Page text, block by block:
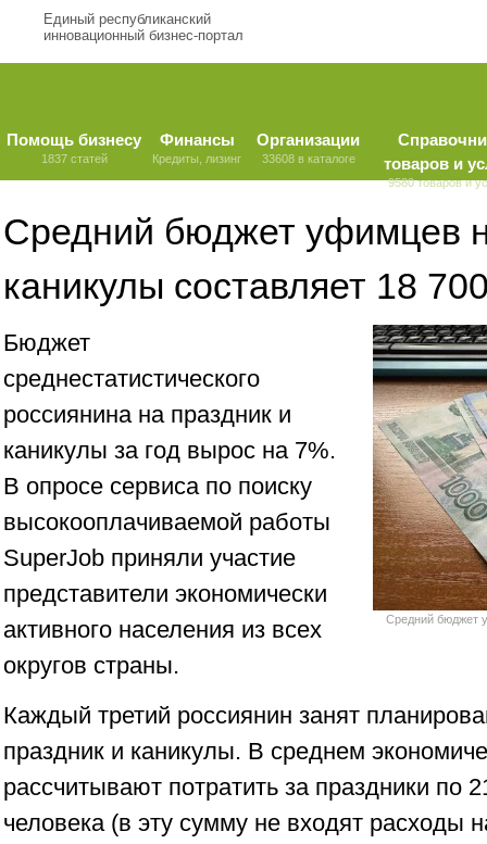
Единый республиканский
инновационный бизнес-портал
Помощь бизнесу
1837 статей
Финансы
Кредиты, лизинг
Организации
33608 в каталоге
товаров и
9580 товаров и
Средний бюджет уфимцев
каникулы составляет 18
Средний бюджет
Бюджет
среднестатистического
россиянина на праздник и
каникулы за год вырос на 7%.
В опросе сервиса по поиску
высокооплачиваемой работы
SuperJob приняли участие
представители экономически
активного населения из всех
округов страны.
Каждый третий россиянин занят
праздник и каникулы. В среднем
рассчитывают потратить за праздники по
человека (в эту сумму не входят расходы